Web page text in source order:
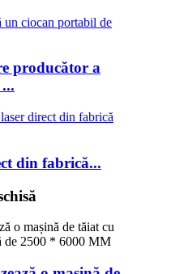
producător a
din fabrică...